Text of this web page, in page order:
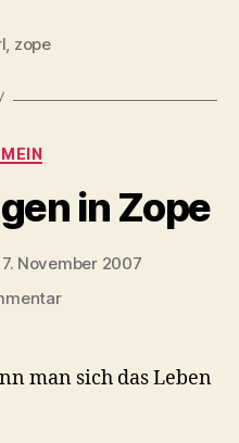
, zope
in Zope
November 2007
zu
Zope
man sich das Leben